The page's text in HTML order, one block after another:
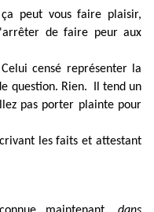
peut vous faire plaisir,
de faire peur aux
censé représenter la
question. Rien. Il tend un
pas porter plainte pour
les faits et attestant